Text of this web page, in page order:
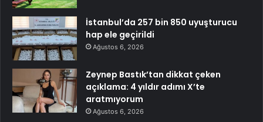
İstanbul’da 257 bin 850 uyuşturucu
hap ele geçirildi
Ağustos 6, 2026
Zeynep Bastık’tan dikkat çeken
açıklama: 4 yıldır adımı X’te
aratmıyorum
Ağustos 6, 2026